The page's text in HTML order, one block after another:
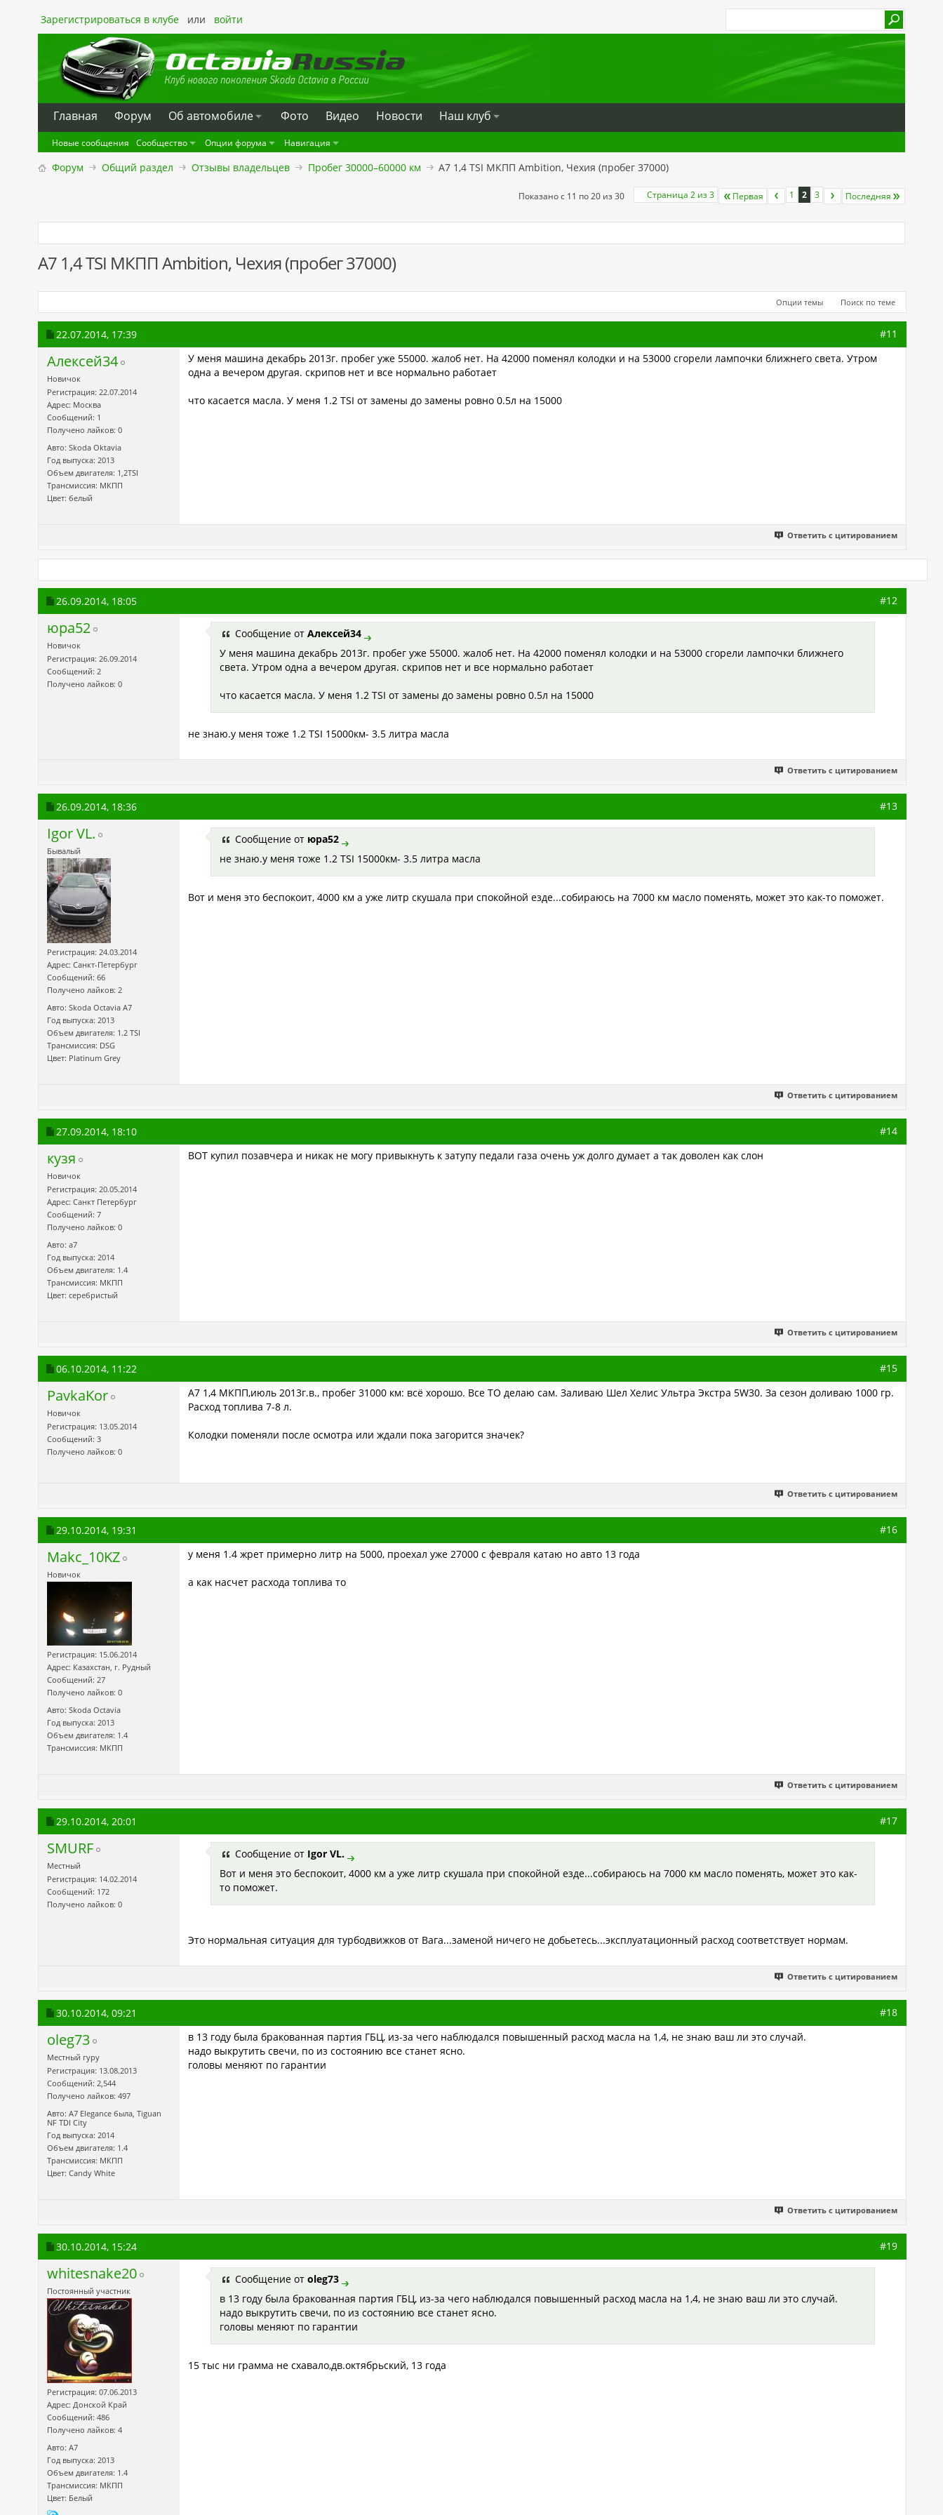
Зарегистрироваться в клубе или войти
Главная Форум Oб автомобиле Фото Видео Новости Наш клуб
Новые сообщения Сообщество Опции форума Навигация
Форум Общий раздел Отзывы владельцев Пробег 30000–60000 км A7 1,4 TSI МКПП Ambition, Чехия (пробег 37000)
Страница 2 из 3 Первая 1 2 3 Последняя
Показано с 11 по 20 из 30
A7 1,4 TSI МКПП Ambition, Чехия (пробег 37000)
Опции темы Поиск по теме
22.07.2014, 17:39 #11
Алексей34
Новичок
Регистрация: 22.07.2014
Адрес: Москва
Сообщений: 1
Получено лайков: 0
Авто: Skoda Oktavia
Год выпуска: 2013
Объем двигателя: 1,2TSI
Трансмиссия: МКПП
Цвет: белый
У меня машина декабрь 2013г. пробег уже 55000. жалоб нет. На 42000 поменял колодки и на 53000 сгорели лампочки ближнего света. Утром
одна а вечером другая. скрипов нет и все нормально работает
что касается масла. У меня 1.2 TSI от замены до замены ровно 0.5л на 15000
Ответить с цитированием
26.09.2014, 18:05 #12
юра52
Новичок
Регистрация: 26.09.2014
Сообщений: 2
Получено лайков: 0
Сообщение от Алексей34
У меня машина декабрь 2013г. пробег уже 55000. жалоб нет. На 42000 поменял колодки и на 53000 сгорели лампочки ближнего
света. Утром одна а вечером другая. скрипов нет и все нормально работает
что касается масла. У меня 1.2 TSI от замены до замены ровно 0.5л на 15000
не знаю.у меня тоже 1.2 TSI 15000км- 3.5 литра масла
Ответить с цитированием
26.09.2014, 18:36 #13
Igor VL.
Бывалый
Регистрация: 24.03.2014
Адрес: Санкт-Петербург
Сообщений: 66
Получено лайков: 2
Авто: Skoda Octavia А7
Год выпуска: 2013
Объем двигателя: 1.2 TSI
Трансмиссия: DSG
Цвет: Platinum Grey
Сообщение от юра52
не знаю.у меня тоже 1.2 TSI 15000км- 3.5 литра масла
Вот и меня это беспокоит, 4000 км а уже литр скушала при спокойной езде...собираюсь на 7000 км масло поменять, может это как-то поможет.
Ответить с цитированием
27.09.2014, 18:10 #14
кузя
Новичок
Регистрация: 20.05.2014
Адрес: Санкт Петербург
Сообщений: 7
Получено лайков: 0
Авто: а7
Год выпуска: 2014
Объем двигателя: 1.4
Трансмиссия: МКПП
Цвет: серебристый
ВОТ купил позавчера и никак не могу привыкнуть к затупу педали газа очень уж долго думает а так доволен как слон
Ответить с цитированием
06.10.2014, 11:22 #15
PavkaKor
Новичок
Регистрация: 13.05.2014
Сообщений: 3
Получено лайков: 0
A7 1,4 МКПП,июль 2013г.в., пробег 31000 км: всё хорошо. Все ТО делаю сам. Заливаю Шел Хелис Ультра Экстра 5W30. За сезон доливаю 1000 гр.
Расход топлива 7-8 л.
Колодки поменяли после осмотра или ждали пока загорится значек?
Ответить с цитированием
29.10.2014, 19:31 #16
Makc_10KZ
Новичок
Регистрация: 15.06.2014
Адрес: Казахстан, г. Рудный
Сообщений: 27
Получено лайков: 0
Авто: Skoda Octavia
Год выпуска: 2013
Объем двигателя: 1.4
Трансмиссия: МКПП
у меня 1.4 жрет примерно литр на 5000, проехал уже 27000 с февраля катаю но авто 13 года
а как насчет расхода топлива то
Ответить с цитированием
29.10.2014, 20:01 #17
SMURF
Местный
Регистрация: 14.02.2014
Сообщений: 172
Получено лайков: 0
Сообщение от Igor VL.
Вот и меня это беспокоит, 4000 км а уже литр скушала при спокойной езде...собираюсь на 7000 км масло поменять, может это как-
то поможет.
Это нормальная ситуация для турбодвижков от Вага...заменой ничего не добьетесь...эксплуатационный расход соответствует нормам.
Ответить с цитированием
30.10.2014, 09:21 #18
oleg73
Местный гуру
Регистрация: 13.08.2013
Сообщений: 2,544
Получено лайков: 497
Авто: A7 Elegance была, Tiguan
NF TDI City
Год выпуска: 2014
Объем двигателя: 1.4
Трансмиссия: МКПП
Цвет: Candy White
в 13 году была бракованная партия ГБЦ, из-за чего наблюдался повышенный расход масла на 1,4, не знаю ваш ли это случай.
надо выкрутить свечи, по из состоянию все станет ясно.
головы меняют по гарантии
Ответить с цитированием
30.10.2014, 15:24 #19
whitesnake20
Постоянный участник
Регистрация: 07.06.2013
Адрес: Донской Край
Сообщений: 486
Получено лайков: 4
Авто: A7
Год выпуска: 2013
Объем двигателя: 1.4
Трансмиссия: МКПП
Цвет: Белый
Сообщение от oleg73
в 13 году была бракованная партия ГБЦ, из-за чего наблюдался повышенный расход масла на 1,4, не знаю ваш ли это случай.
надо выкрутить свечи, по из состоянию все станет ясно.
головы меняют по гарантии
15 тыс ни грамма не схавало,дв.октябрьский, 13 года